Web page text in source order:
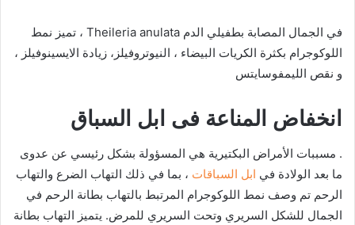
في الجمال المصابة بطفيلي الدم Theileria anulata ، تميز نمط
اللوكوجرام بكثرة الكريات البيضاء ، النيوتروفيلز، زيادة الايسينوفيلز ،
و نقص الليمفوسايتس
انخفاض المناعة فى ابل السباق
. مسببات الأمراض البكتيرية هي المسؤولة بشكل رئيسي عن عدوى
ما بعد الولادة في ابل السباقات ، بما في ذلك التهاب الضرع والتهاب
الرحم تم وصف نمط اللوكوجرام المرتبط بالتهاب بطانة الرحم في
الجمال للشكل السريري وتحت السريري للمرض. يتميز التهاب بطانة